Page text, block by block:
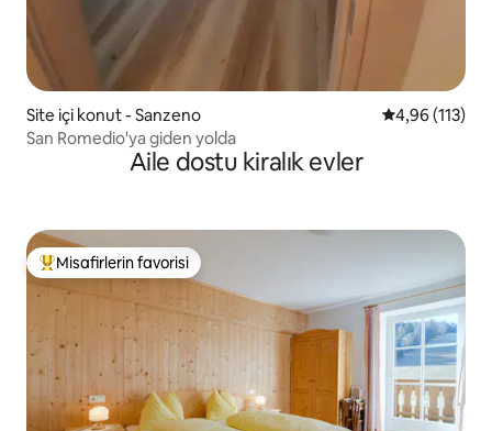
Site içi konut - Sanzeno 5 üzerinden
4,96 (113)
San Romedio'ya giden yolda
Aile dostu kiralık evler
Misafirlerin favorilerinden en beğenilenler arasında
Misafirlerin favorisi